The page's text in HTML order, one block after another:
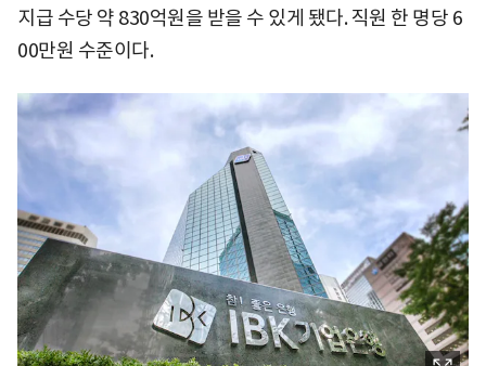
지급 수당 약 830억원을 받을 수 있게 됐다. 직원 한 명당 6
00만원 수준이다.